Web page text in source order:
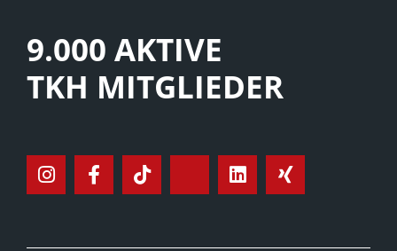
9.000 AKTIVE
TKH MITGLIEDER